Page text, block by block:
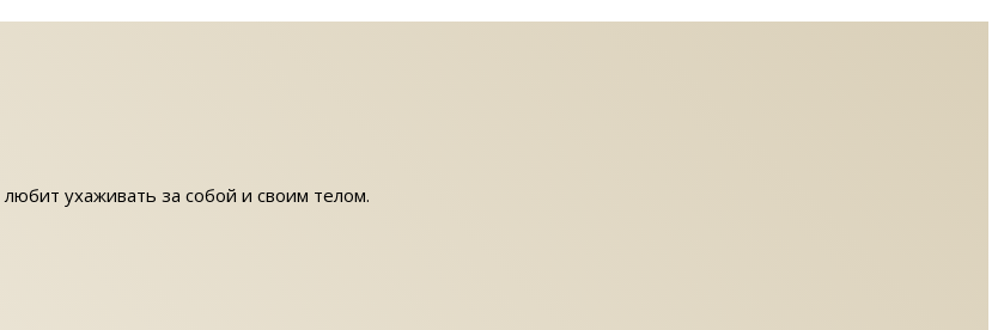
ухаживать за собой и своим телом.